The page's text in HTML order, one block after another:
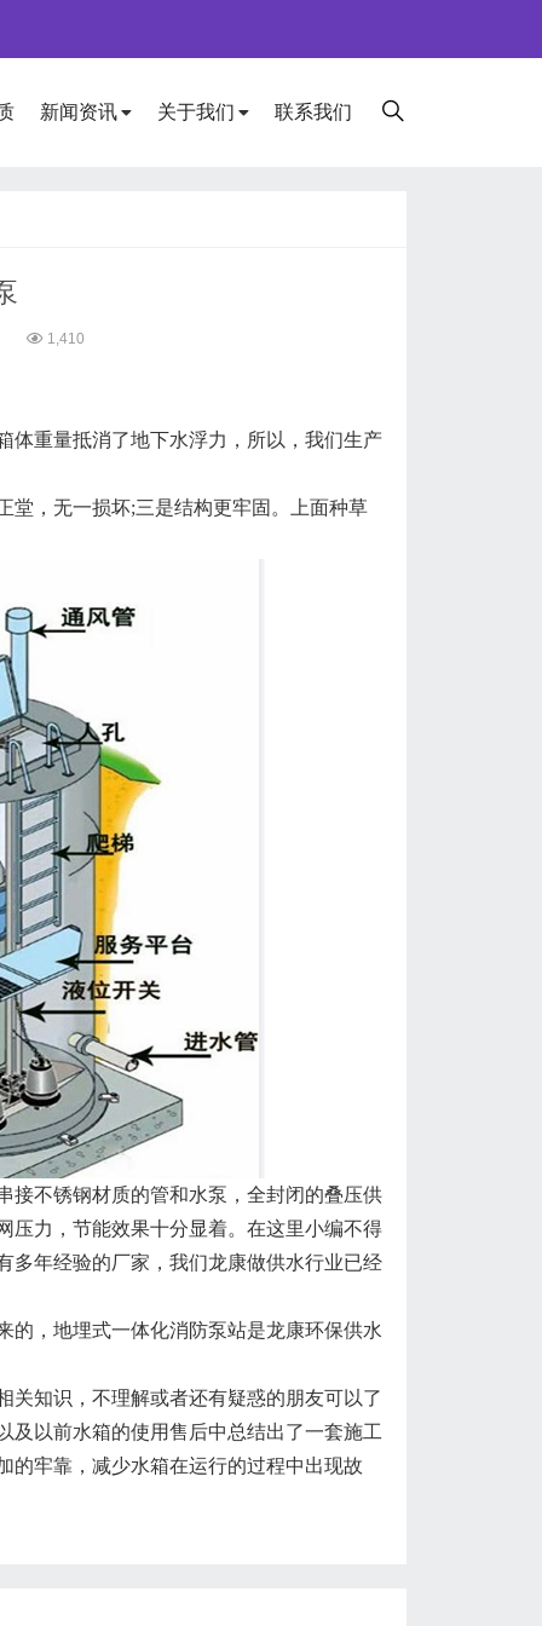
新闻资讯 关于我们 联系我们
1,410
重量抵消了地下水浮力，所以，我们生产
，无一损坏;三是结构更牢固。上面种草
不锈钢材质的管和水泵，全封闭的叠压供
压力，节能效果十分显着。在这里小编不得
多年经验的厂家，我们龙康做供水行业已经
，地埋式一体化消防泵站是龙康环保供水
知识，不理解或者还有疑惑的朋友可以了
及以前水箱的使用售后中总结出了一套施工
的牢靠，减少水箱在运行的过程中出现故